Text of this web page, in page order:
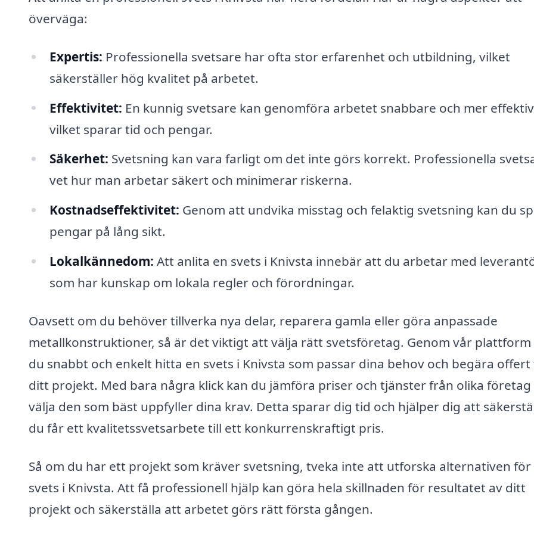
överväga:
Expertis: Professionella svetsare har ofta stor erfarenhet och utbildning, vilket
säkerställer hög kvalitet på arbetet.
Effektivitet: En kunnig svetsare kan genomföra arbetet snabbare och mer
vilket sparar tid och pengar.
Säkerhet: Svetsning kan vara farligt om det inte görs korrekt. Professionella
vet hur man arbetar säkert och minimerar riskerna.
Kostnadseffektivitet: Genom att undvika misstag och felaktig svetsning kan du
pengar på lång sikt.
Lokalkännedom: Att anlita en svets i Knivsta innebär att du arbetar med
som har kunskap om lokala regler och förordningar.
Oavsett om du behöver tillverka nya delar, reparera gamla eller göra anpassade
metallkonstruktioner, så är det viktigt att välja rätt svetsföretag. Genom vår plattform
du snabbt och enkelt hitta en svets i Knivsta som passar dina behov och begära
ditt projekt. Med bara några klick kan du jämföra priser och tjänster från olika företag
välja den som bäst uppfyller dina krav. Detta sparar dig tid och hjälper dig att
du får ett kvalitetssvetsarbete till ett konkurrenskraftigt pris.
Så om du har ett projekt som kräver svetsning, tveka inte att utforska alternativen för
svets i Knivsta. Att få professionell hjälp kan göra hela skillnaden för resultatet av ditt
projekt och säkerställa att arbetet görs rätt första gången.